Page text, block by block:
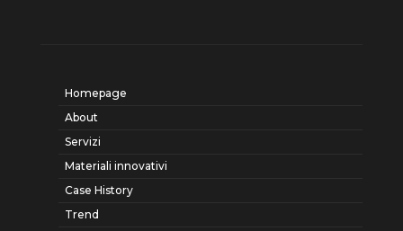
Homepage
About
Servizi
Materiali innovativi
Case History
Trend